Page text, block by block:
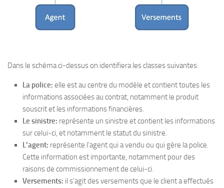
Dans le schéma ci-dessus on identifiera les classes suivantes:
La police: elle est au centre du modèle et contient toutes les
informations associées au contrat, notamment le produit
souscrit et les informations financières.
Le sinistre: représente un sinistre et contient les informations
sur celui-ci, et notamment le statut du sinistre.
L’agent: représente l’agent qui a vendu ou qui gère la police.
Cette information est importante, notamment pour des
raisons de commissionnement de celui-ci.
Versements: il s’agit des versements que le client a effectués